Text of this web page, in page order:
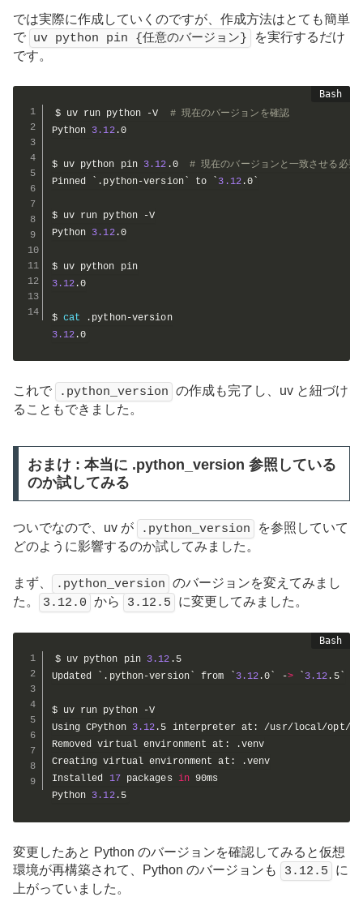
では実際に作成していくのですが、作成方法はとても簡単
で uv python pin {任意のバージョン}
を実行するだけ
です。
$ uv run python -V # 現在のバージョンを確認
Python 3.12.0
$ uv python pin 3.12 .0 # 現在のバージョンと一致させる必要
Pinned
` .python-version` to ` 3.12.0 `
$ uv run python -V
Python 3.12.0
3.12.0
$ cat
.python-version
3.12.0
これで .python_version の作成も完了し、uv と紐づけ
ることもできました。
おまけ : 本当に .python_version 参照している
のか試してみる
ついでなので、uv が .python_version
を参照していて
どのように影響するのか試してみました。
まず、 .python_version のバージョンを変えてみまし
た。
3.12.0 から 3.12.5 に変更してみました。
$ uv python pin 3.12 .5
Updated
.python-version` from 3.12 .0 -> 3.12 .5`
$ uv run python -V
Using CPython 3.12 .5 interpreter at: /usr/local/opt/
Removed virtual environment at: .venv
Creating virtual environment at: .venv
Installed
17 packages in 90ms
Python 3.12.5
変更したあと Python のバージョンを確認してみると仮想
環境が再構築されて、Python のバージョンも
3.12.5
に
上がっていました。